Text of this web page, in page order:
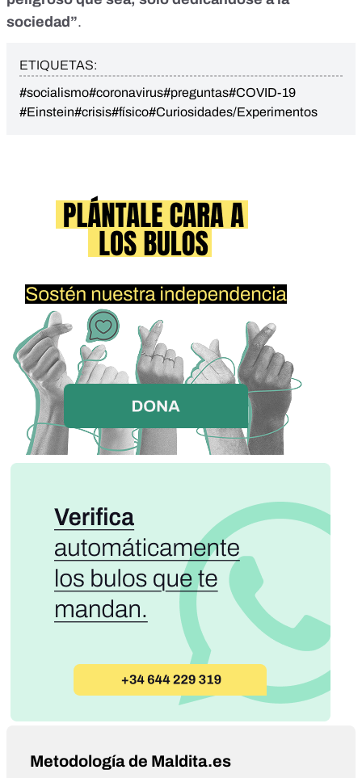
sociedad”.
ETIQUETAS:
#socialismo#coronavirus#preguntas#COVID-19
#Einstein#crisis#físico#Curiosidades/Experimentos
Metodología de Maldita.es